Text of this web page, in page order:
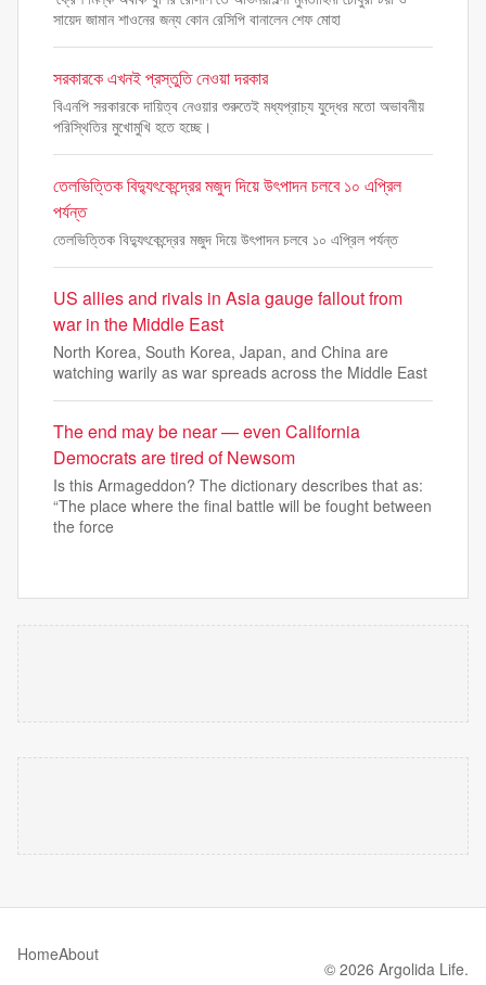
সায়েদ জামান শাওনের জন্য কোন রেসিপি বানালেন শেফ মোহা
সরকারকে এখনই প্রস্তুতি নেওয়া দরকার
বিএনপি সরকারকে দায়িত্ব নেওয়ার শুরুতেই মধ্যপ্রাচ্য যুদ্ধের মতো অভাবনীয়
পরিস্থিতির মুখোমুখি হতে হচ্ছে।
তেলভিত্তিক বিদ্যুৎকেন্দ্রের মজুদ দিয়ে উৎপাদন চলবে ১০ এপ্রিল
পর্যন্ত
তেলভিত্তিক বিদ্যুৎকেন্দ্রের মজুদ দিয়ে উৎপাদন চলবে ১০ এপ্রিল পর্যন্ত
US allies and rivals in Asia gauge fallout from
war in the Middle East
North Korea, South Korea, Japan, and China are
watching warily as war spreads across the Middle East
The end may be near — even California
Democrats are tired of Newsom
Is this Armageddon? The dictionary describes that as:
“The place where the final battle will be fought between
the force
HomeAbout
© 2026 Argolida Life.